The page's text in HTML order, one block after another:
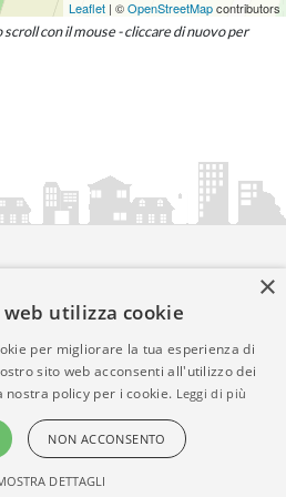
Leaflet | ©OpenStreetMapcontributors
con il mouse - cliccare di nuovo per
è una iniziativa diartemedia.it
05400000724
Informativa Privacy| Informativa
×
utilizza cookie
per migliorare la tua esperienza di
sito web acconsenti all'utilizzo dei
policy per i cookie. Leggi di più
NON ACCONSENTO
DETTAGLI